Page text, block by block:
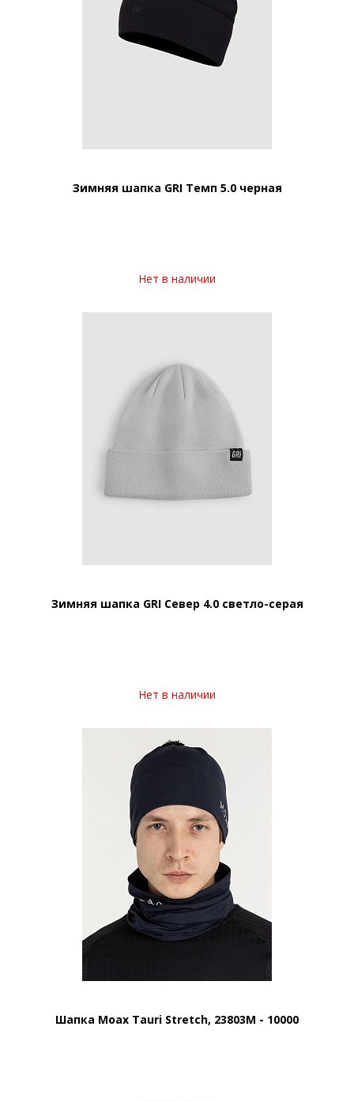
Зимняя шапка GRI Темп 5.0 черная
Нет в наличии
Зимняя шапка GRI Север 4.0 светло-серая
Нет в наличии
Шапка Moax Tauri Stretch, 23803M - 10000